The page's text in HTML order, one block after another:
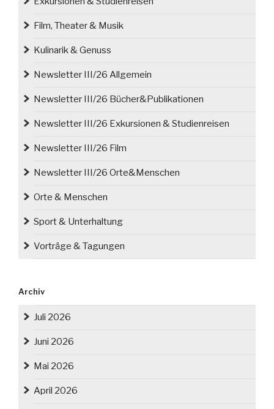
Film, Theater & Musik
Kulinarik & Genuss
Newsletter III/26 Allgemein
Newsletter III/26 Bücher&Publikationen
Newsletter III/26 Exkursionen & Studienreisen
Newsletter III/26 Film
Newsletter III/26 Orte&Menschen
Orte & Menschen
Sport & Unterhaltung
Vorträge & Tagungen
Archiv
Juli 2026
Juni 2026
Mai 2026
April 2026